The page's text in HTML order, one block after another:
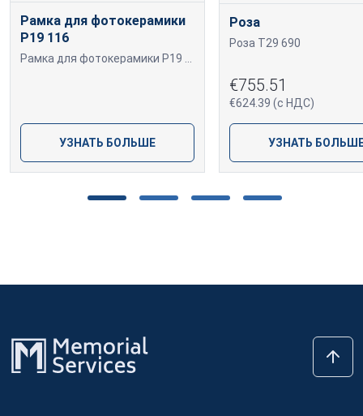
Рамка для фотокерамики
P19 116
Рамка для фотокерамики P19 116 P19 116
УЗНАТЬ БОЛЬШЕ
Роза
Роза T29 690
€755.51
€624.39 (с НДС)
УЗНАТЬ